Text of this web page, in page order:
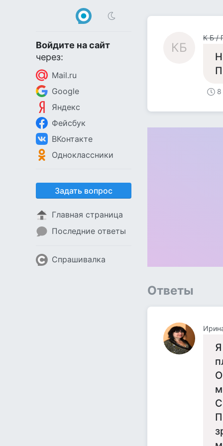
Войдите на сайт
через:
Mail.ru
Google
Яндекс
Фейсбук
ВКонтакте
Одноклассники
Задать вопрос
Главная страница
Последние ответы
Спрашивалка
КБ
К Б /
8
Ответы